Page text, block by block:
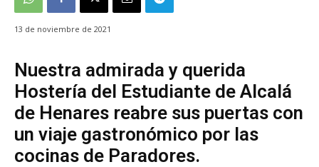
13 de noviembre de 2021
Nuestra admirada y querida
Hostería del Estudiante de Alcalá
de Henares reabre sus puertas con
un viaje gastronómico por las
cocinas de Paradores.